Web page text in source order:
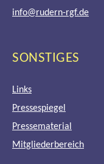
info@rudern-rgf.de
SONSTIGES
Links
Pressespiegel
Pressematerial
Mitgliederbereich